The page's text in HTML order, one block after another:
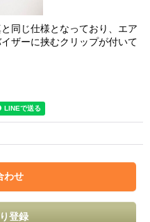
同じ仕様となっており、エア
ザーに挟むクリップが付いて